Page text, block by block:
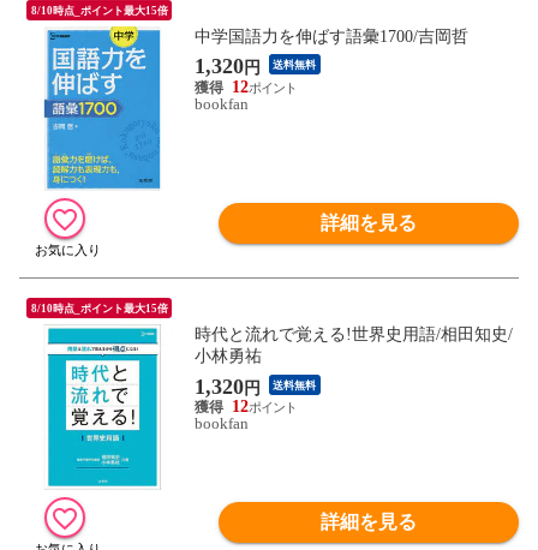
8/10時点_ポイント最大15倍
中学国語力を伸ばす語彙1700/吉岡哲
1,320円 送料無料
12
bookfan
詳細を見る
8/10時点_ポイント最大15倍
時代と流れで覚える!世界史用語/相田知史/
小林勇祐
1,320円 送料無料
12
bookfan
詳細を見る